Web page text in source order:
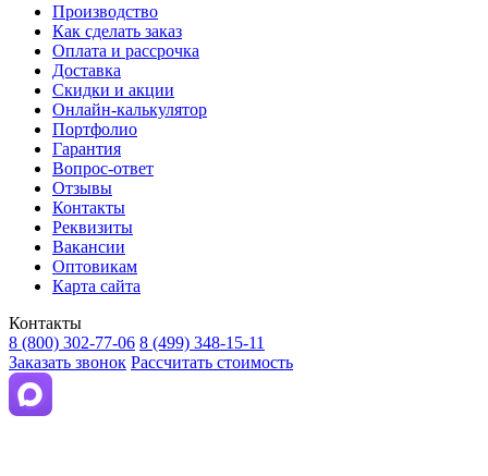
Производство
Как сделать заказ
Оплата и рассрочка
Доставка
Скидки и акции
Онлайн-калькулятор
Портфолио
Гарантия
Вопрос-ответ
Отзывы
Контакты
Реквизиты
Вакансии
Оптовикам
Карта сайта
Контакты
8 (800) 302-77-06 8 (499) 348-15-11
Заказать звонок Рассчитать стоимость